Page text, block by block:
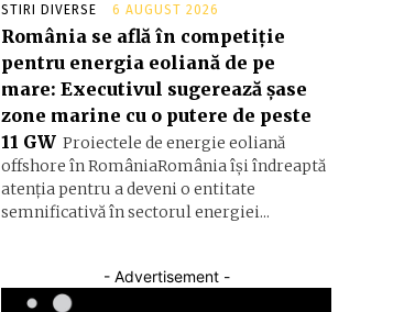
STIRI DIVERSE 6 AUGUST 2026
România se află în competiție
pentru energia eoliană de pe
mare: Executivul sugerează șase
zone marine cu o putere de peste
11 GW Proiectele de energie eoliană
offshore în RomâniaRomânia își îndreaptă
atenția pentru a deveni o entitate
semnificativă în sectorul energiei...
- Advertisement -